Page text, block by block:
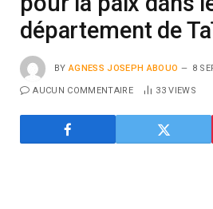
département de
BY AGNESS JOSEPH ABOUO 8
AUCUN COMMENTAIRE 33VIEWS